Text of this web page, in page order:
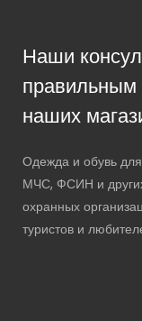
Наши
наших
Одежда и обувь
МЧС, ФСИН и других
охранных
туристов и